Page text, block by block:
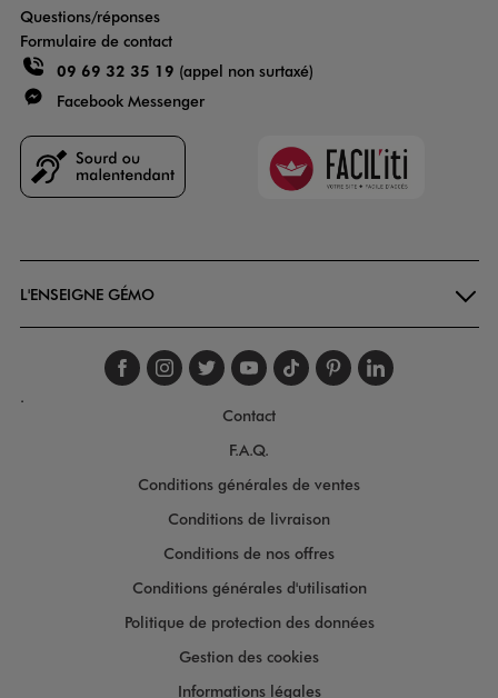
Questions/réponses
Formulaire de contact
09 69 32 35 19 (appel non surtaxé)
Facebook Messenger
Faciliti
L'ENSEIGNE GÉMO
Suivez-nous sur
Suivez-nous sur
Suivez-nous sur
Suivez-nous
Suivez-nous
Suivez-
.
Contact
F.A.Q.
Conditions générales de ventes
Conditions de livraison
Conditions de nos offres
Conditions générales d'utilisation
Politique de protection des données
Gestion des cookies
Informations légales